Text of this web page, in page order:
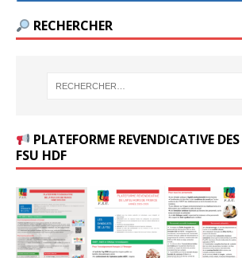
RECHERCHER
PLATEFORME REVENDICATIVE
FSU HDF